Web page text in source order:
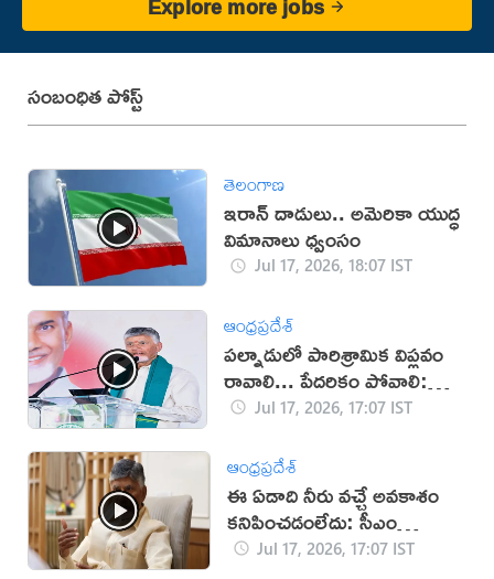
సంబంధిత పోస్ట్
తెలంగాణ
ఇరాన్‌ దాడులు.. అమెరికా యుద్ధ
విమానాలు ధ్వంసం
Jul 17, 2026, 18:07 IST
ఆంధ్రప్రదేశ్
పల్నాడులో పారిశ్రామిక విప్లవం
రావాలి... పేదరికం పోవాలి:
చంద్రబాబు
Jul 17, 2026, 17:07 IST
ఆంధ్రప్రదేశ్
ఈ ఏడాది నీరు వచ్చే అవకాశం
కనిపించడంలేదు: సీఎం
చంద్రబాబు
Jul 17, 2026, 17:07 IST